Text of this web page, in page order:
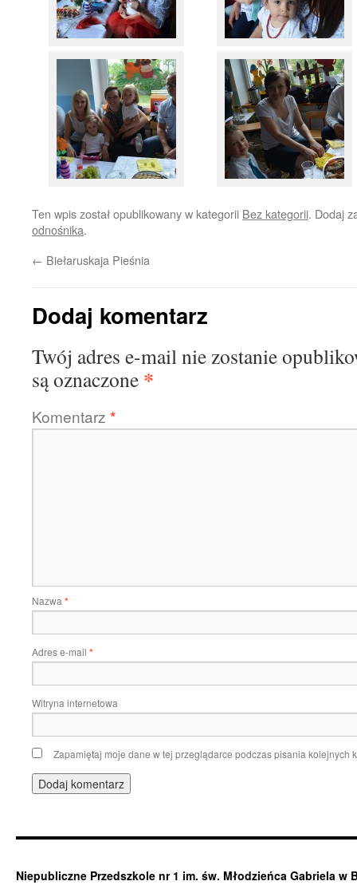
Ten wpis został opublikowany w kategorii Bez kategorii. Dodaj
odnośnika.
← Biełaruskaja Pieśnia
Dodaj komentarz
Twój adres e-mail nie zostanie
są oznaczone *
Komentarz *
Nazwa *
Adres e-mail *
Witryna internetowa
Zapamiętaj moje dane w tej przeglądarce podczas pisania kolejnych
Niepubliczne Przedszkole nr 1 im. św. Młodzieńca Gabriela w